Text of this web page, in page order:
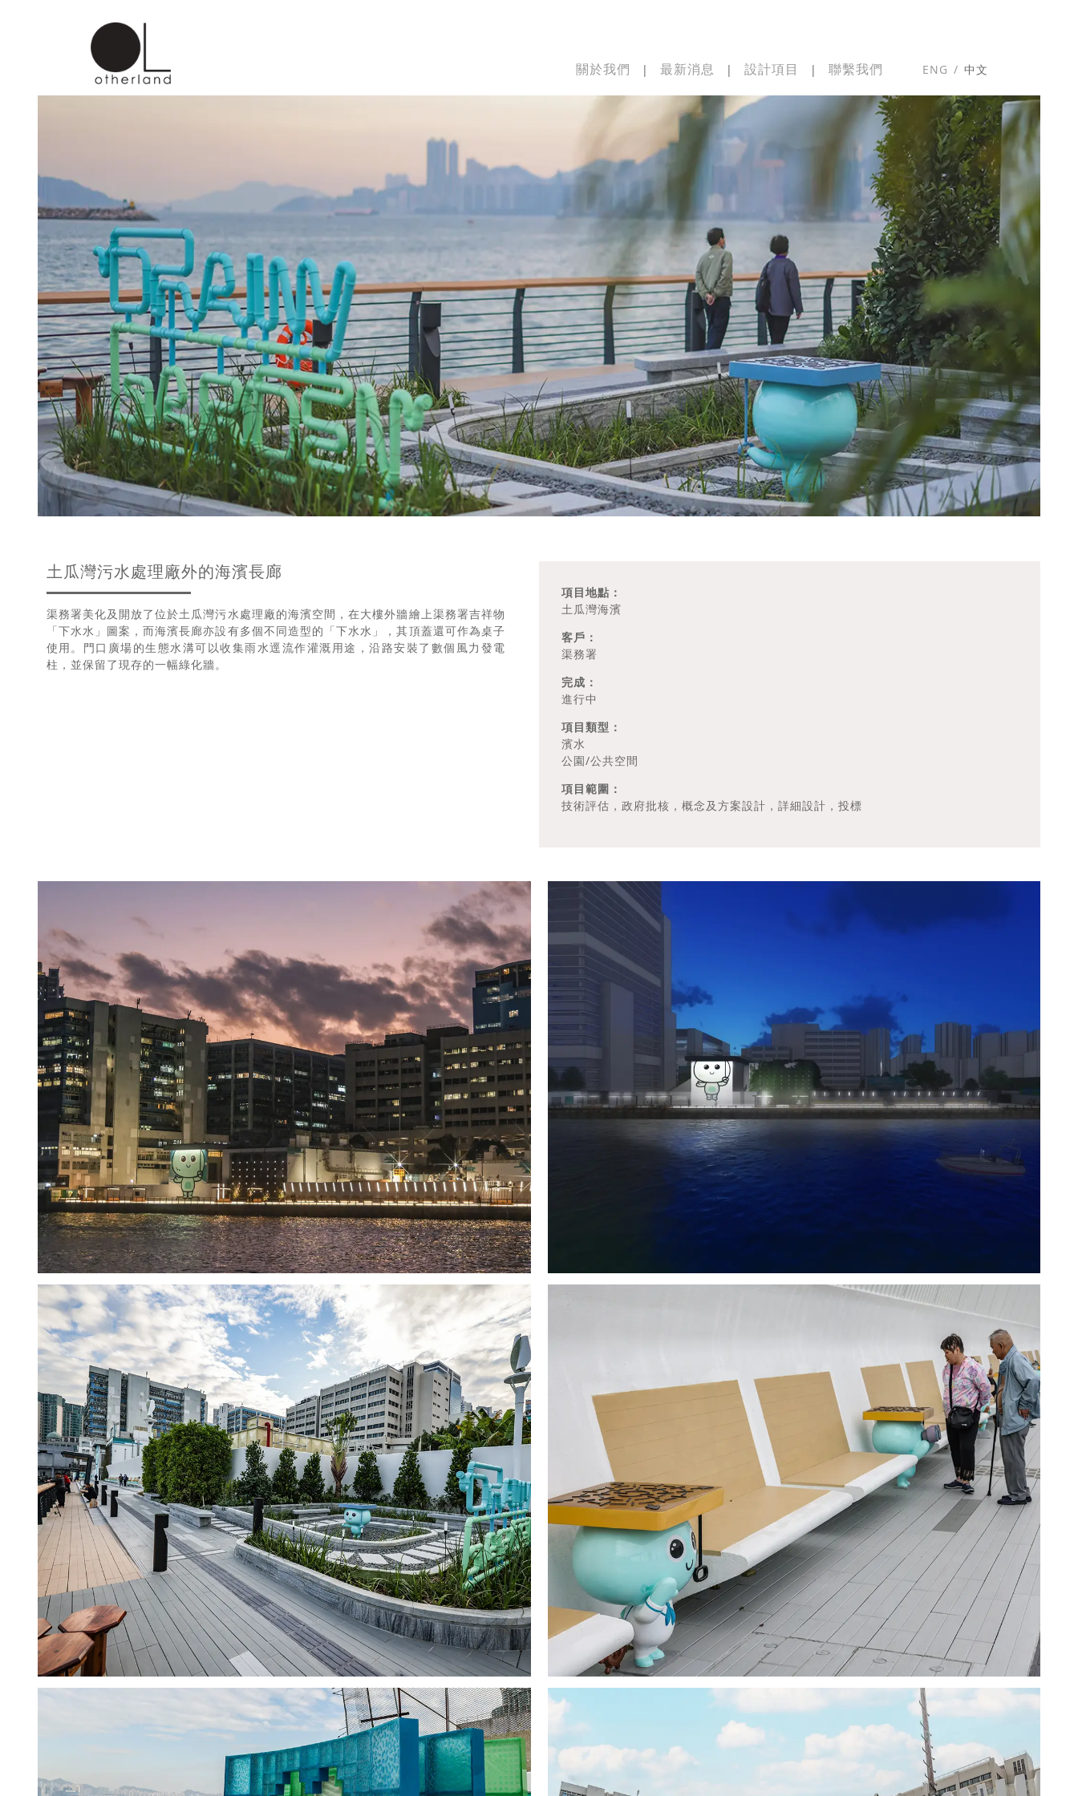
關於我們 | 最新消息 | 設計項目 | 聯繫我們 ENG / 中文
土瓜灣污水處理廠外的海濱長廊
渠務署美化及開放了位於土瓜灣污水處理廠的海濱空間，在大樓外牆繪上渠務署吉祥物
「下水水」圖案，而海濱長廊亦設有多個不同造型的「下水水」，其頂蓋還可作為桌子
使用。門口廣場的生態水溝可以收集雨水逕流作灌溉用途，沿路安裝了數個風力發電
柱，並保留了現存的一幅綠化牆。
項目地點：
土瓜灣海濱
客戶：
渠務署
完成：
進行中
項目類型：
濱水
公園/公共空間
項目範圍：
技術評估，政府批核，概念及方案設計，詳細設計，投標